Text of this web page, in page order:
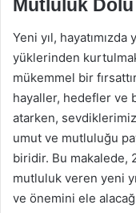
Mutluluk
Yeni yıl,
yüklerinden
mükemmel bir
hayaller, hedefler ve
atarken,
umut ve mutluluğu
biridir. Bu makalede,
mutluluk veren yeni
ve önemini ele